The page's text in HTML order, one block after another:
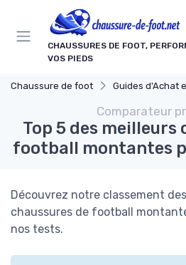
CHAUSSURES DE FOOT,
VOS PIEDS
Chaussure de foot Guides d'Achat
Comparateur
Top 5 des meilleurs
football montantes
Découvrez notre classement
chaussures de football
nos tests.
Panneau de gestion des cookies